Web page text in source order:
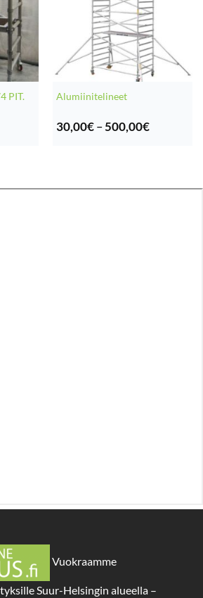
PIT.
Alumiinitelineet
30,00€ –500,00€
Vuokraamme
Suur-Helsingin alueella –